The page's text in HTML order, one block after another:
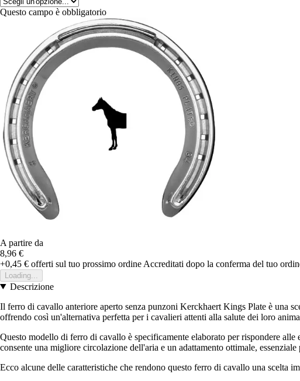
Questo campo è obbligatorio
A partire da
8,96 €
+0,45 € offerti sul tuo prossimo ordine Accreditati dopo la conferma del tuo
Loading...
Descrizione
Il ferro di cavallo anteriore aperto senza punzoni Kerckhaert Kings Plate è una
offrendo così un'alternativa perfetta per i cavalieri attenti alla salute dei loro
Questo modello di ferro di cavallo è specificamente elaborato per rispondere
consente una migliore circolazione dell'aria e un adattamento ottimale,
Ecco alcune delle caratteristiche che rendono questo ferro di cavallo una scelta